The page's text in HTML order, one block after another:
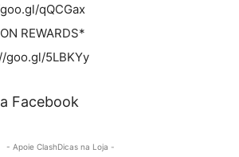
qQCGax
REWARDS*
goo.gl/5LBKYy
Facebook
- Apoie ClashDicas na Loja -